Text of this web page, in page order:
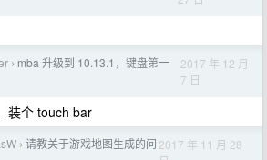
› mba 升级到 10.13.1，键盘第一
2017 年 12 月
7 日
装个 touch bar
› 请教关于游戏地图生成的问 2017 年 11 月 28